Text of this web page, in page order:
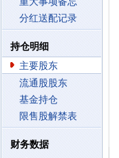
分红送配记录
持仓明细
主要股东
流通股股东
基金持仓
限售股解禁表
财务数据